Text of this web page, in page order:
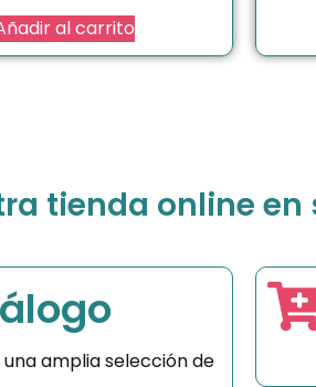
al carrito
tienda online en
amplia selección de